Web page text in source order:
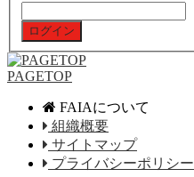
PAGETOP
FAIAについて
組織概要
サイトマップ
プライバシーポリシー